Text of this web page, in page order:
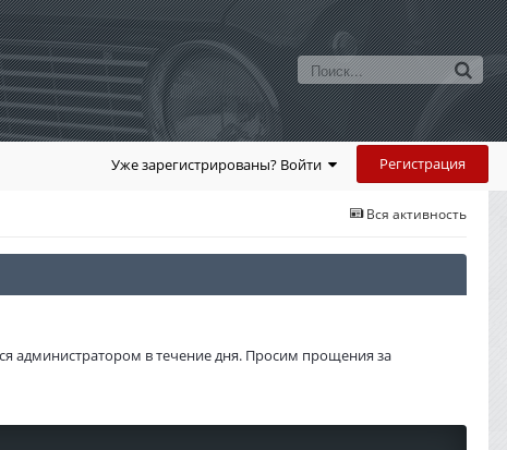
Уже зарегистрированы? Войти Регистрация
Вся активность
администратором в течение дня. Просим прощения за